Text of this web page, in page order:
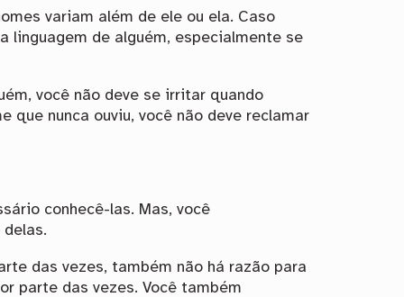
variam além de ele ou ela. Caso
linguagem de alguém, especialmente se
você não deve se irritar quando
que nunca ouviu, você não deve reclamar
conhecê-las. Mas, você
das vezes, também não há razão para
parte das vezes. Você também